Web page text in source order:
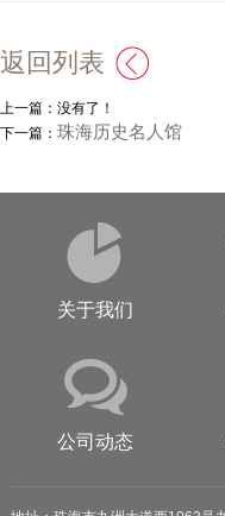
返回列表
上一篇：没有了！
下一篇： 珠海历史名人馆
关于我们
公司动态